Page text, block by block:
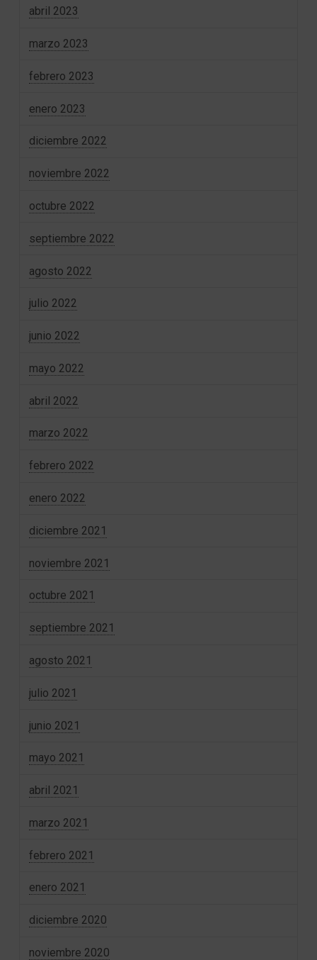
abril 2023
marzo 2023
febrero 2023
enero 2023
diciembre 2022
noviembre 2022
octubre 2022
septiembre 2022
agosto 2022
julio 2022
junio 2022
mayo 2022
abril 2022
marzo 2022
febrero 2022
enero 2022
diciembre 2021
noviembre 2021
octubre 2021
septiembre 2021
agosto 2021
julio 2021
junio 2021
mayo 2021
abril 2021
marzo 2021
febrero 2021
enero 2021
diciembre 2020
noviembre 2020